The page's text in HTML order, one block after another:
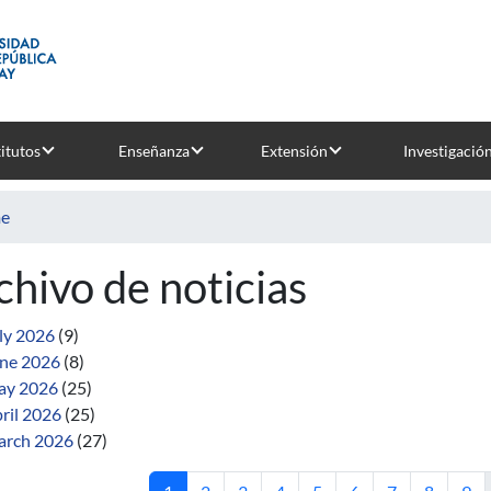
Enseñanza Extensión Investigación
de noticias
2026 (9)
2026 (8)
2026 (25)
2026 (25)
2026 (27)